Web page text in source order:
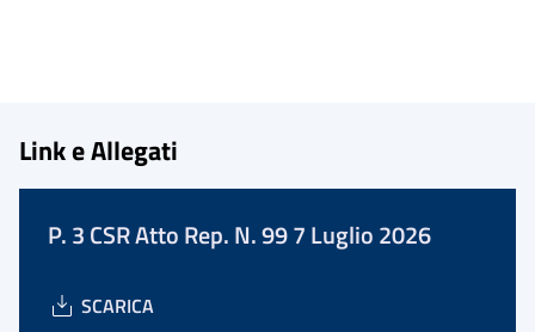
Link e Allegati
P. 3 CSR Atto Rep. N. 99 7 Luglio 2026
SCARICA